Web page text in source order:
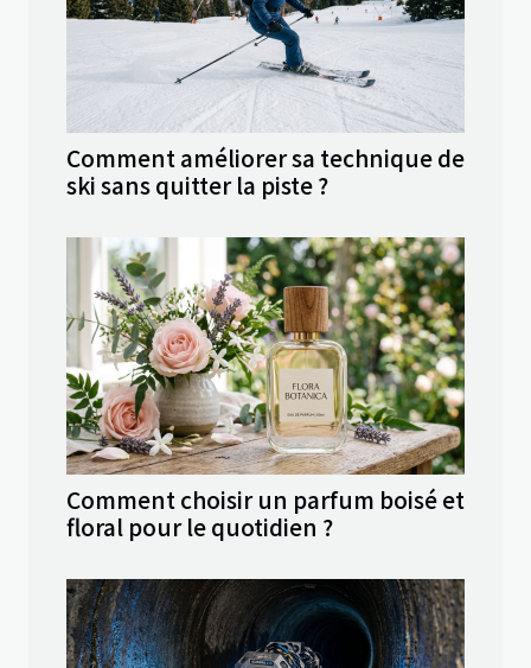
Comment améliorer sa technique de
ski sans quitter la piste ?
Comment choisir un parfum boisé et
floral pour le quotidien ?